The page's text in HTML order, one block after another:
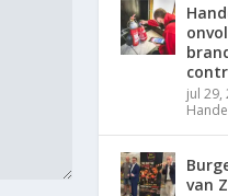
jul 29,
van